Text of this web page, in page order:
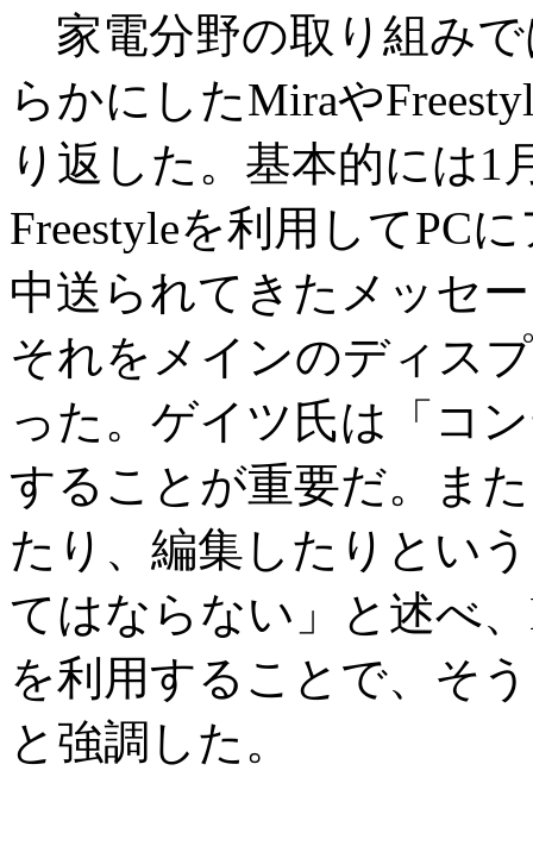
家電分野の取り組みで
らかにしたMiraや
り返した。基本的には1
Freestyleを利用してPC
中送られてきたメッセ
それをメインのディス
った。ゲイツ氏は「コ
することが重要だ。ま
たり、編集したりとい
てはならない」と述べ
を利用することで、そ
と強調した。